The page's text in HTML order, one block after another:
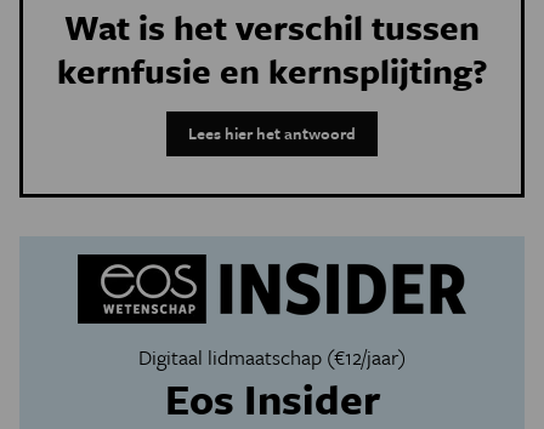
Wat is het verschil tussen
kernfusie en kernsplijting?
Lees hier het antwoord
Digitaal lidmaatschap (€12/jaar)
Eos Insider